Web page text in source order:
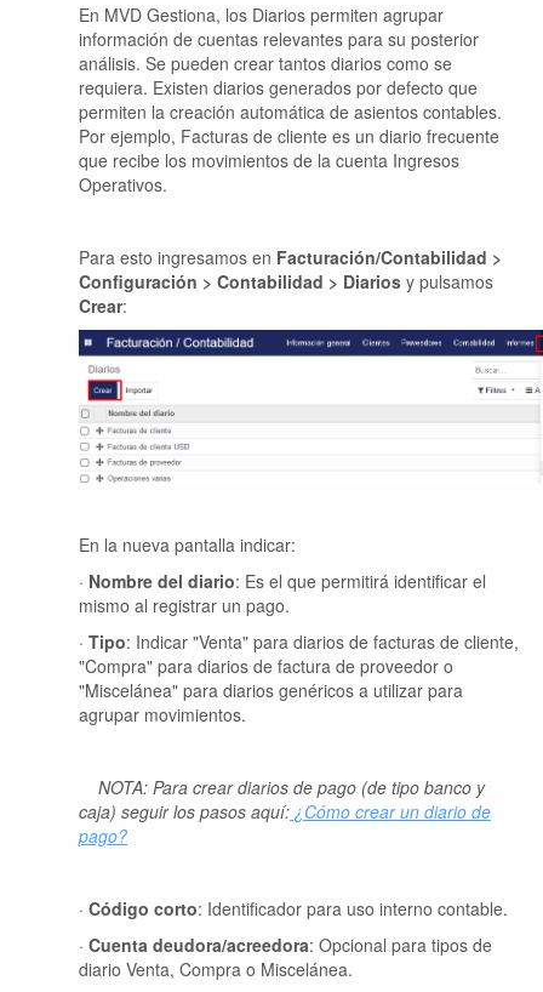
En MVD Gestiona, los Diarios permiten agrupar
información de cuentas relevantes para su posterior
análisis. Se pueden crear tantos diarios como se
requiera. Existen diarios generados por defecto que
permiten la creación automática de asientos contables.
Por ejemplo, Facturas de cliente es un diario frecuente
que recibe los movimientos de la cuenta Ingresos
Operativos.
Para esto ingresamos en Facturación/Contabilidad >
Configuración > Contabilidad > Diarios y pulsamos
Crear:
En la nueva pantalla indicar:
· Nombre del diario: Es el que permitirá identificar el
mismo al registrar un pago.
· Tipo: Indicar "Venta" para diarios de facturas de cliente,
"Compra" para diarios de factura de proveedor o
"Miscelánea" para diarios genéricos a utilizar para
agrupar movimientos.
NOTA: Para crear diarios de pago (de tipo banco y
caja) seguir los pasos aquí: ¿Cómo crear un diario de
pago?
· Código corto: Identificador para uso interno contable.
· Cuenta deudora/acreedora: Opcional para tipos de
diario Venta, Compra o Miscelánea.